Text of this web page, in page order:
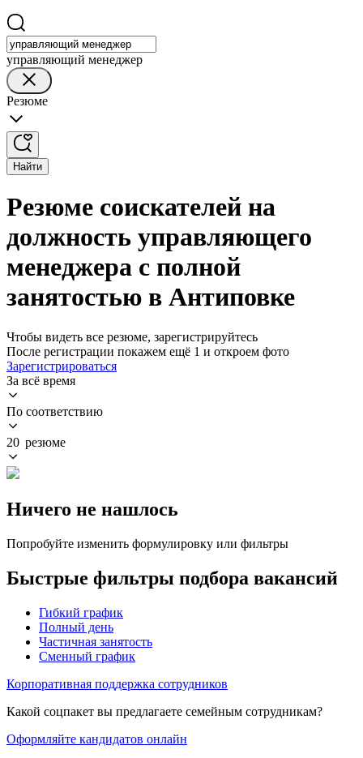
управляющий менеджер
Резюме
Найти
Резюме соискателей на
должность управляющего
менеджера с полной
занятостью в Антиповке
Чтобы видеть все резюме, зарегистрируйтесь
После регистрации покажем ещё 1 и откроем фото
Зарегистрироваться
За всё время
По соответствию
20 резюме
Ничего не нашлось
Попробуйте изменить формулировку или фильтры
Быстрые фильтры подбора вакансий
Гибкий график
Полный день
Частичная занятость
Сменный график
Корпоративная поддержка сотрудников
Какой соцпакет вы предлагаете семейным сотрудникам?
Оформляйте кандидатов онлайн